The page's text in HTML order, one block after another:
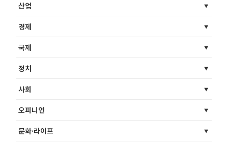
산업
경제
국제
정치
사회
오피니언
문화·라이프